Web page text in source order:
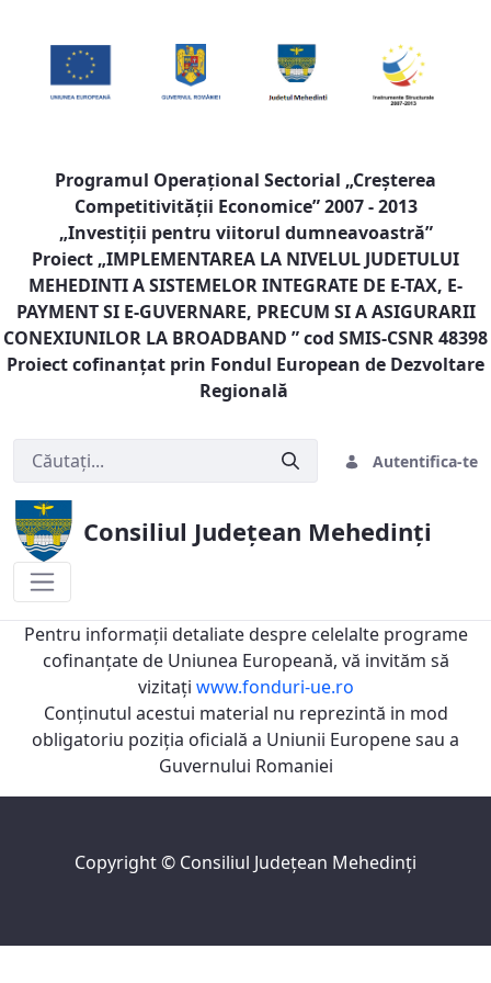
Programul Operaţional Sectorial „Creşterea
Competitivităţii Economice” 2007 - 2013
„Investiţii pentru viitorul dumneavoastră”
Proiect „IMPLEMENTAREA LA NIVELUL JUDETULUI
MEHEDINTI A SISTEMELOR INTEGRATE DE E-TAX, E-
PAYMENT SI E-GUVERNARE, PRECUM SI A ASIGURARII
CONEXIUNILOR LA BROADBAND ” cod SMIS-CSNR 48398
Proiect cofinanţat prin Fondul European de Dezvoltare
Regională
Autentifica-te
Consiliul Județean Mehedinți
Financiar
Pentru informaţii detaliate despre celelalte programe
cofinanţate de Uniunea Europeană, vă invităm să
vizitaţi www.fonduri-ue.ro
Conţinutul acestui material nu reprezintă in mod
obligatoriu poziţia oficială a Uniunii Europene sau a
Guvernului Romaniei
Copyright © Consiliul Judeţean Mehedinţi